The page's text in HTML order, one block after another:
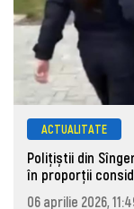
ACTUALITATE
Polițiștii din
în proporții
06 aprilie 2026,